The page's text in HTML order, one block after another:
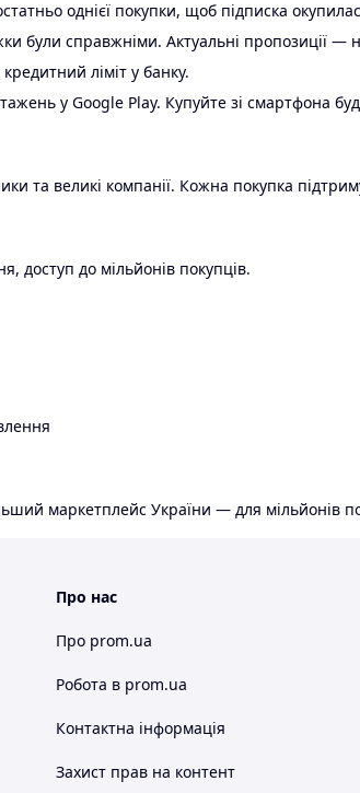
однієї покупки, щоб підписка
були справжніми. Актуальні пропозиції —
ліміт у банку.
у Google Play. Купуйте зі смартфона
та великі компанії. Кожна покупка
доступ до мільйонів покупців.
маркетплейс України — для мільйонів
Про нас
Про prom.ua
Робота в prom.ua
Контактна інформація
Захист прав на контент